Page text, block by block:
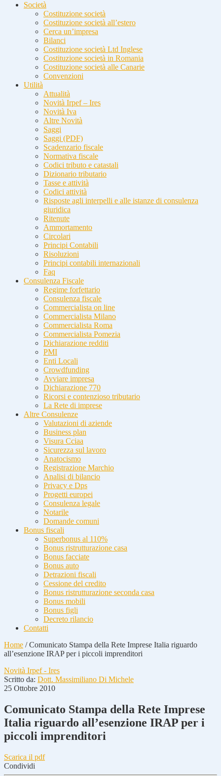
Società
Costituzione società
Costituzione società all’estero
Cerca un’impresa
Bilanci
Costituzione società Ltd Inglese
Costituzione società in Romania
Costituzione società alle Canarie
Convenzioni
Utilità
Attualità
Novità Irpef – Ires
Novità Iva
Altre Novità
Saggi
Saggi (PDF)
Scadenzario fiscale
Normativa fiscale
Codici tributo e catastali
Dizionario tributario
Tasse e attività
Codici attività
Risposte agli interpelli e alle istanze di consulenza
giuridica
Ritenute
Ammortamento
Circolari
Principi Contabili
Risoluzioni
Principi contabili internazionali
Faq
Consulenza Fiscale
Regime forfettario
Consulenza fiscale
Commercialista on line
Commercialista Milano
Commercialista Roma
Commercialista Pomezia
Dichiarazione redditi
PMI
Enti Locali
Crowdfunding
Avviare impresa
Dichiarazione 770
Ricorsi e contenzioso tributario
La Rete di imprese
Altre Consulenze
Valutazioni di aziende
Business plan
Visura Cciaa
Sicurezza sul lavoro
Anatocismo
Registrazione Marchio
Analisi di bilancio
Privacy e Dps
Progetti europei
Consulenza legale
Notarile
Domande comuni
Bonus fiscali
Superbonus al 110%
Bonus ristrutturazione casa
Bonus facciate
Bonus auto
Detrazioni fiscali
Cessione del credito
Bonus ristrutturazione seconda casa
Bonus mobili
Bonus figli
Decreto rilancio
Contatti
Home /Comunicato Stampa della Rete Imprese Italia riguardo
all’esenzione IRAP per i piccoli imprenditori
Novità Irpef - Ires
Scritto da: Dott. Massimiliano Di Michele
25 Ottobre 2010
Comunicato Stampa della Rete Imprese
Italia riguardo all’esenzione IRAP per i
piccoli imprenditori
Scarica il pdf
Condividi